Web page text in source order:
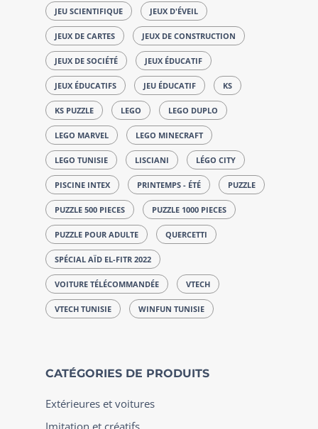
JEU SCIENTIFIQUE JEUX D'ÉVEIL
JEUX DE CARTES JEUX DE CONSTRUCTION
JEUX DE SOCIÉTÉ JEUX ÉDUCATIF
JEUX ÉDUCATIFS JEU ÉDUCATIF KS
KS PUZZLE LEGO LEGO DUPLO
LEGO MARVEL LEGO MINECRAFT
LEGO TUNISIE LISCIANI LÉGO CITY
PISCINE INTEX PRINTEMPS - ÉTÉ PUZZLE
PUZZLE 500 PIECES PUZZLE 1000 PIECES
PUZZLE POUR ADULTE QUERCETTI
SPÉCIAL AÏD EL-FITR 2022
VOITURE TÉLÉCOMMANDÉE VTECH
VTECH TUNISIE WINFUN TUNISIE
CATÉGORIES DE PRODUITS
Extérieures et voitures